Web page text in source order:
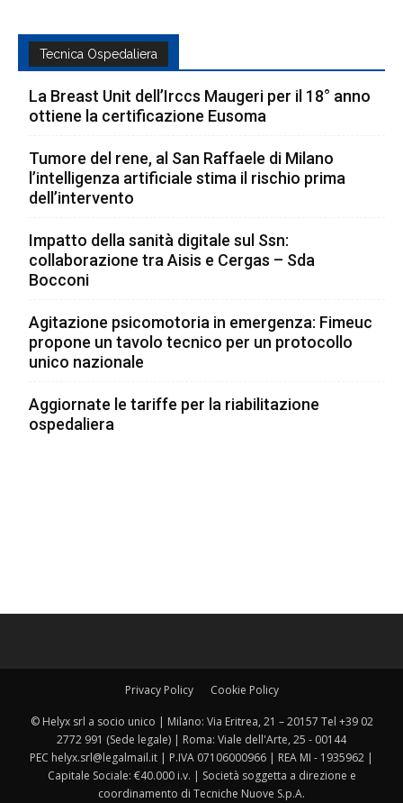
Tecnica Ospedaliera
La Breast Unit dell’Irccs Maugeri per il 18° anno
ottiene la certificazione Eusoma
Tumore del rene, al San Raffaele di Milano
l’intelligenza artificiale stima il rischio prima
dell’intervento
Impatto della sanità digitale sul Ssn:
collaborazione tra Aisis e Cergas – Sda
Bocconi
Agitazione psicomotoria in emergenza: Fimeuc
propone un tavolo tecnico per un protocollo
unico nazionale
Aggiornate le tariffe per la riabilitazione
ospedaliera
Privacy Policy Cookie Policy
© Helyx srl a socio unico | Milano: Via Eritrea, 21 – 20157 Tel +39 02
2772 991 (Sede legale) | Roma: Viale dell'Arte, 25 - 00144
PEC helyx.srl@legalmail.it | P.IVA 07106000966 | REA MI - 1935962 |
Capitale Sociale: €40.000 i.v. | Società soggetta a direzione e
coordinamento di Tecniche Nuove S.p.A.